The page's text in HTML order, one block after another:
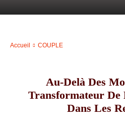
Accueil COUPLE
Au-Delà Des
Transformateur De
Dans Les